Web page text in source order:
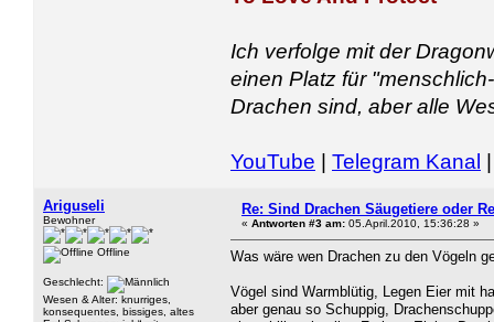
Ich verfolge mit der
einen Platz für
Drachen sind, aber alle
YouTube | Telegram Kanal
Ariguseli
Bewohner
Offline
Geschlecht:
Wesen & Alter: knurriges,
konsequentes, bissiges, altes
Re: Sind Drachen Säugetiere oder
« Antworten #3 am: 05.April.2010, 15:36:28 »
Was wäre wen Drachen zu den Vögeln
Vögel sind Warmblütig, Legen Eier mit
aber genau so Schuppig,